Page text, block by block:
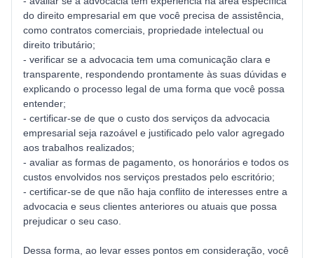
do direito empresarial em que você precisa de assistência,
como contratos comerciais, propriedade intelectual ou
direito tributário;
- verificar se a advocacia tem uma comunicação clara e
transparente, respondendo prontamente às suas dúvidas e
explicando o processo legal de uma forma que você possa
entender;
- certificar-se de que o custo dos serviços da advocacia
empresarial seja razoável e justificado pelo valor agregado
aos trabalhos realizados;
- avaliar as formas de pagamento, os honorários e todos os
custos envolvidos nos serviços prestados pelo escritório;
- certificar-se de que não haja conflito de interesses entre a
advocacia e seus clientes anteriores ou atuais que possa
prejudicar o seu caso.
Dessa forma, ao levar esses pontos em consideração, você